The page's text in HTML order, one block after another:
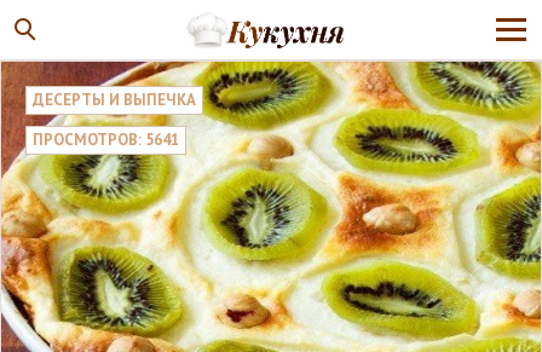
ДЕСЕРТЫ И ВЫПЕЧКА
ПРОСМОТРОВ: 5641